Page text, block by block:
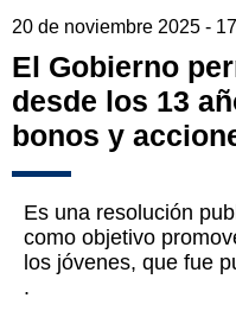
20 de noviembre 2025 -
El Gobierno
desde los 13
bonos y
Es una resolución
como objetivo
los jóvenes, que fue
.